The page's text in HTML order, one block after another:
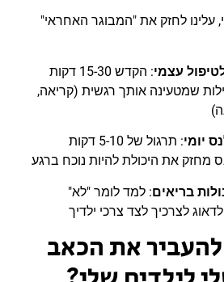
עלינו לחזק את "המבוגר האחראי"
עצמי
: הקדש 15-30 דקות
שמטעינה אותך רגשית (קריאה,
יומי
: תרגול של 5-10 דקות
מחזק את היכולת להיות נוכח ברגע
בריאים: למד לומר "לא"
לצרכיך לצד צרכי ילדיך
את הכאב